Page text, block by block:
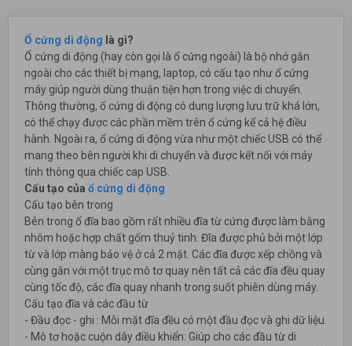
Ổ cứng di động là gì?
Ổ cứng di động (hay còn gọi là ổ cứng ngoài) là bộ nhớ gắn
ngoài cho các thiết bị mạng, laptop, có cấu tạo như ổ cứng
máy giúp người dùng thuận tiện hơn trong việc di chuyển.
Thông thường, ổ cứng di động có dung lượng lưu trữ khá lớn,
có thể chạy được các phần mềm trên ổ cứng kể cả hệ điều
hành. Ngoài ra, ổ cứng di động vừa như một chiếc USB có thể
mang theo bên người khi di chuyển và được kết nối với máy
tính thông qua chiếc cap USB.
Cấu tạo của ổ cứng di động
Cấu tạo bên trong
Bên trong ổ đĩa bao gồm rất nhiều đĩa từ cứng được làm bằng
nhôm hoặc hợp chất gốm thuỷ tinh. Đĩa được phủ bởi một lớp
từ và lớp màng bảo vệ ở cả 2 mặt. Các đĩa được xếp chồng và
cùng gắn với một trục mô tơ quay nên tất cả các đĩa đều quay
cùng tốc độ, các đĩa quay nhanh trong suốt phiên dùng máy.
Cấu tạo đĩa và các đầu từ
- Đầu đọc - ghi : Mỗi mặt đĩa đều có một đầu đọc và ghi dữ liệu.
- Mô tơ hoặc cuộn dây điều khiển: Giúp cho các đầu từ di